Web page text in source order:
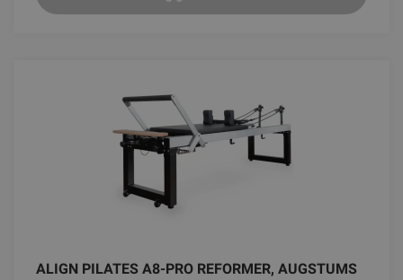
ALIGN PILATES A8-PRO REFORMER, AUGSTUMS